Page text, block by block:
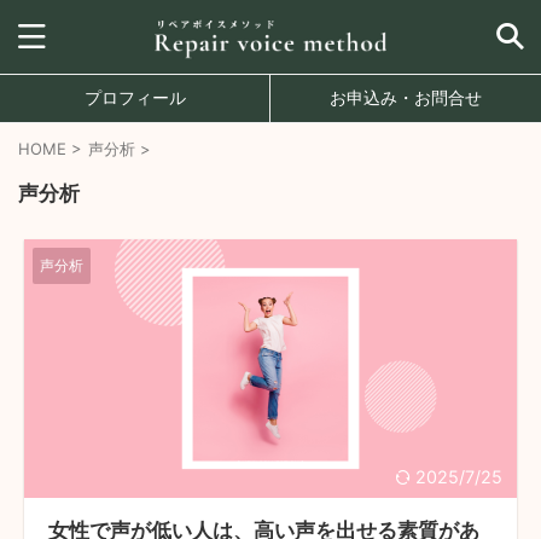
プロフィール お申込み・お問合せ
HOME > 声分析 >
声分析
2025/7/25
声分析
女性で声が低い人は、高い声を出せる素質があ